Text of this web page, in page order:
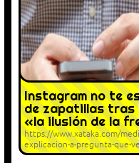
Instagram no te
de zapatillas tras
«la ilusión de la
https://www.xataka.com/
explicacion-a-pregunta-que-